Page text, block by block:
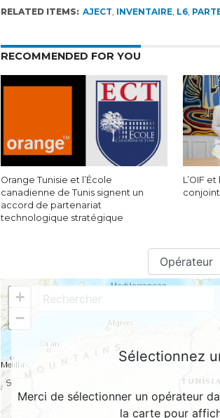
RELATED ITEMS: AJECT, INVENTAIRE, L6,
RECOMMENDED FOR YOU
Orange Tunisie et l’École
canadienne de Tunis signent un
accord de partenariat
technologique stratégique
L’OIF